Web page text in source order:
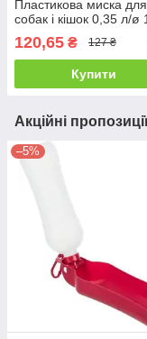
Пластикова миска для
собак і кішок 0,35 л/ø
120,65 ₴ 127 ₴
Купити
Акційні
–5%